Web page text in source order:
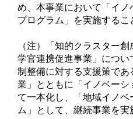
め、本事業において「イ
プログラム」を実施するこ
（注）「知的クラスター
学官連携促進事業」につ
制整備に対する支援策で
業」とともに「イノベー
て一本化し、「地域イノ
ム」として、継続事業を実